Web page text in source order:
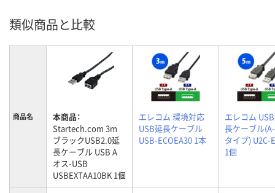
類似商品と比較
商品名
本商品：
Startech.com 3m
ブラックUSB2.0延
長ケーブル USB A
オス-USB
USBEXTAA10BK 1個
エレコム 環境対応
USB延長ケーブル
USB-ECOEA30 1本
エレコム
長ケーブル
タイプ) U2C-
1個